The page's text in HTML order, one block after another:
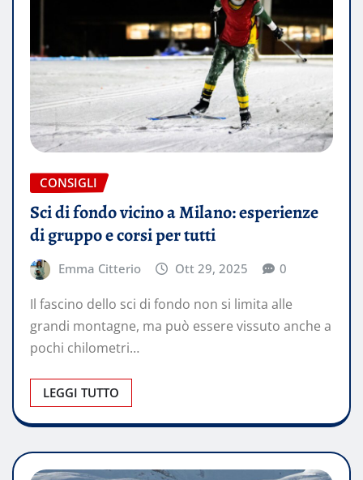
CONSIGLI
Sci di fondo vicino a Milano: esperienze
di gruppo e corsi per tutti
Emma Citterio Ott 29, 2025 0
Il fascino dello sci di fondo non si limita alle
grandi montagne, ma può essere vissuto anche a
pochi chilometri…
LEGGI TUTTO